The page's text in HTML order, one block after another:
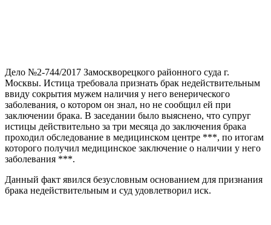
Дело №2-744/2017 Замоскворецкого районного суда г.
Москвы. Истица требовала признать брак недействительным
ввиду сокрытия мужем наличия у него венерического
заболевания, о котором он знал, но не сообщил ей при
заключении брака. В заседании было выяснено, что супруг
истицы действительно за три месяца до заключения брака
проходил обследование в медицинском центре ***, по итогам
которого получил медицинское заключение о наличии у него
заболевания ***.
Данный факт явился безусловным основанием для признания
брака недействительным и суд удовлетворил иск.